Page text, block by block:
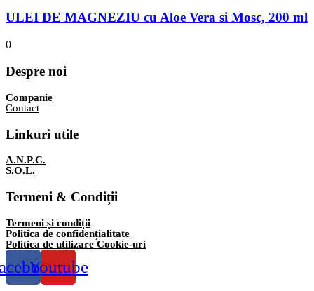
ULEI DE MAGNEZIU cu Aloe Vera si Mosc, 200 ml
0
Despre noi
Companie
Contact
Linkuri utile
A.N.P.C.
S.O.L.
Termeni & Condiții
Termeni și condiții
Politica de confidențialitate
Politica de utilizare Cookie-uri
Youtube